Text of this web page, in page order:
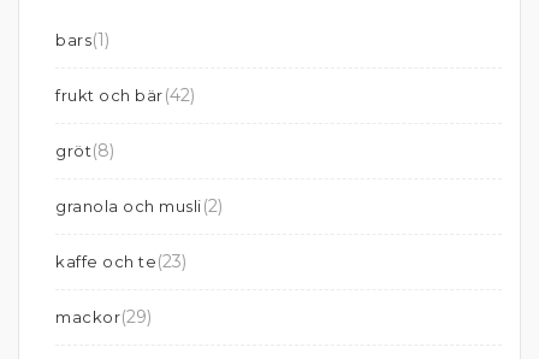
bars(1)
frukt och bär(42)
gröt(8)
granola och musli(2)
kaffe och te(23)
mackor(29)